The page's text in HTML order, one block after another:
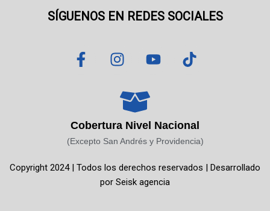
SÍGUENOS EN REDES SOCIALES
F
a
o
o
-
I
n
t
a
g
r
m
Y
o
b
e
T
i
k
Cobertura Nivel Nacional
(Excepto San Andrés y Providencia)
Copyright 2024 | Todos los derechos reservados | Desarrollado
por Seisk agencia